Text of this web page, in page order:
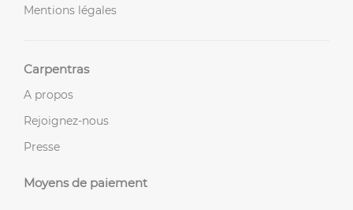
Mentions légales
Carpentras
A propos
Rejoignez-nous
Presse
Moyens de paiement